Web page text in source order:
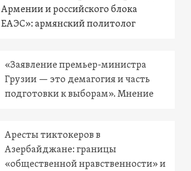
Армении и российского блока
ЕАЭС»: армянский политолог
«Заявление премьер-министра
Грузии — это демагогия и часть
подготовки к выборам». Мнение
Аресты тиктокеров в
Азербайджане: границы
«общественной нравственности» и